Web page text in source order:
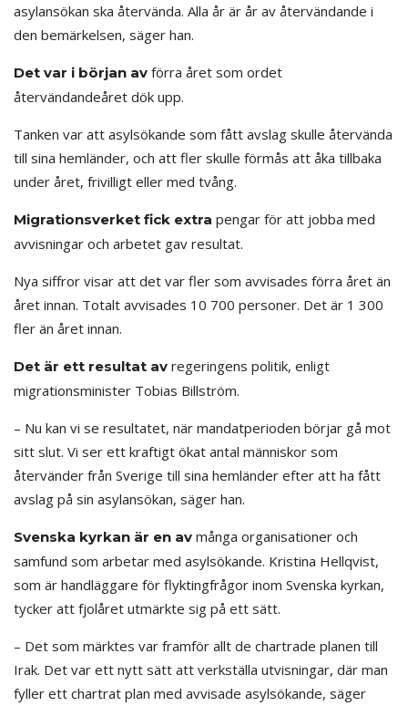
asylansökan ska återvända. Alla år är år av återvändande i
den bemärkelsen, säger han.
Det var i början av förra året som ordet
återvändandeåret dök upp.
Tanken var att asylsökande som fått avslag skulle återvända
till sina hemländer, och att fler skulle förmås att åka tillbaka
under året, frivilligt eller med tvång.
Migrationsverket fick extra pengar för att jobba med
avvisningar och arbetet gav resultat.
Nya siffror visar att det var fler som avvisades förra året än
året innan. Totalt avvisades 10 700 personer. Det är 1 300
fler än året innan.
Det är ett resultat av regeringens politik, enligt
migrationsminister Tobias Billström.
– Nu kan vi se resultatet, när mandatperioden börjar gå mot
sitt slut. Vi ser ett kraftigt ökat antal människor som
återvänder från Sverige till sina hemländer efter att ha fått
avslag på sin asylansökan, säger han.
Svenska kyrkan är en av många organisationer och
samfund som arbetar med asylsökande. Kristina Hellqvist,
som är handläggare för flyktingfrågor inom Svenska kyrkan,
tycker att fjolåret utmärkte sig på ett sätt.
– Det som märktes var framför allt de chartrade planen till
Irak. Det var ett nytt sätt att verkställa utvisningar, där man
fyller ett chartrat plan med avvisade asylsökande, säger